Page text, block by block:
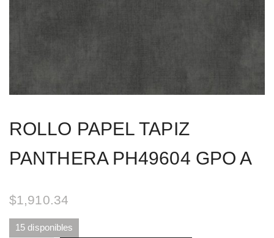
ROLLO PAPEL TAPIZ
PANTHERA PH49604 GPO A
$1,910.34
15 disponibles